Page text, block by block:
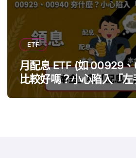
ETF
月配息 ETF (如 00929
比較好嗎？小心陷入「